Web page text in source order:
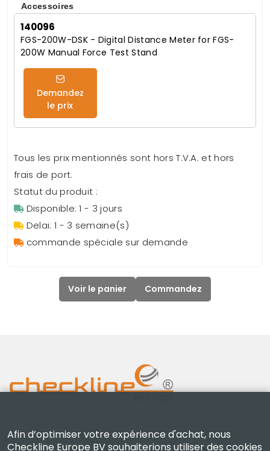
Accessoires
140096
FGS-200W-DSK - Digital Distance Meter for FGS-
200W Manual Force Test Stand
Demandez
le prix
Tous les prix mentionnés sont hors T.V.A. et hors
frais de port.
Statut du produit :
Disponible: 1 - 3 jours
Delai: 1 - 3 semaine(s)
commande spéciale sur demande
Voir le panier Commandez
Checkline Europe B.V. — spécialistes de la fourniture,
Afin d’optimiser votre expérience d'achat, nous
Checkline Europe BV souhaiterions utiliser des cookies